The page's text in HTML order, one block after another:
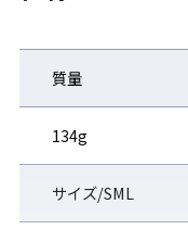
警告：バッ
て
2. このベルトは腰を保
質量
134g
サイズ/SML